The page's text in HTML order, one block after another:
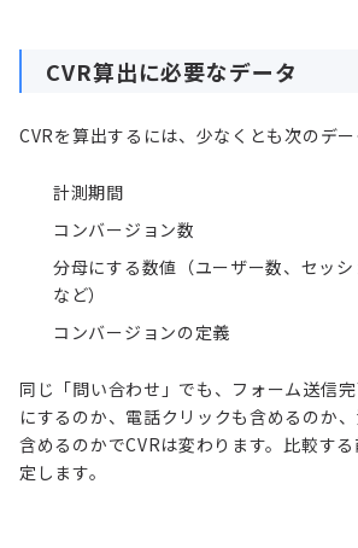
CVR算出に必要なデータ
CVRを算出するには、少なくとも次のデー
計測期間
コンバージョン数
分母にする数値（ユーザー数、セッ
など）
コンバージョンの定義
同じ「問い合わせ」でも、フォーム送信
にするのか、電話クリックも含めるのか
含めるのかでCVRは変わります。比較す
定します。